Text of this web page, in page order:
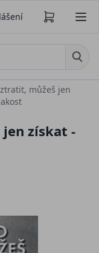
můžeš jen
získat -